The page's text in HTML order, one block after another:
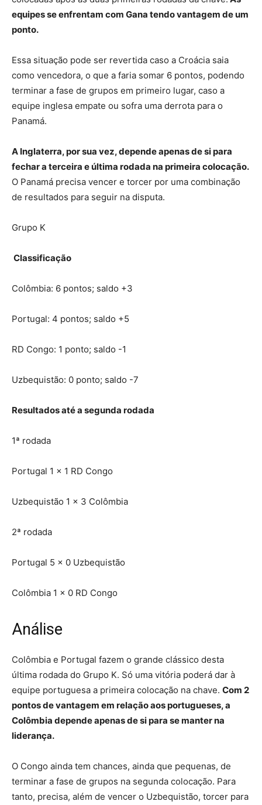
equipes se enfrentam com Gana tendo vantagem de um
ponto.
Essa situação pode ser revertida caso a Croácia saia
como vencedora, o que a faria somar 6 pontos, podendo
terminar a fase de grupos em primeiro lugar, caso a
equipe inglesa empate ou sofra uma derrota para o
Panamá.
A Inglaterra, por sua vez, depende apenas de si para
fechar a terceira e última rodada na primeira colocação.
O Panamá precisa vencer e torcer por uma combinação
de resultados para seguir na disputa.
Grupo K
Classificação
Colômbia: 6 pontos; saldo +3
Portugal: 4 pontos; saldo +5
RD Congo: 1 ponto; saldo -1
Uzbequistão: 0 ponto; saldo -7
Resultados até a segunda rodada
1ª rodada
Portugal 1 x 1 RD Congo
Uzbequistão 1 x 3 Colômbia
2ª rodada
Portugal 5 x 0 Uzbequistão
Colômbia 1 x 0 RD Congo
Análise
Colômbia e Portugal fazem o grande clássico desta
última rodada do Grupo K. Só uma vitória poderá dar à
equipe portuguesa a primeira colocação na chave. Com 2
pontos de vantagem em relação aos portugueses, a
Colômbia depende apenas de si para se manter na
liderança.
O Congo ainda tem chances, ainda que pequenas, de
terminar a fase de grupos na segunda colocação. Para
tanto, precisa, além de vencer o Uzbequistão, torcer para